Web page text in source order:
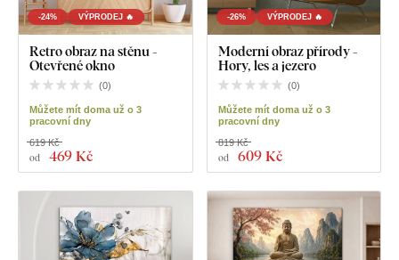
-24% VÝPRODEJ 🔥
Retro obraz na stěnu -
Otevřené okno
(0)
Můžete mít doma už o 3
pracovní dny
od 469 Kč
619 Kč
-26% VÝPRODEJ 🔥
Moderní obraz přírody -
Hory, les a jezero
(0)
Můžete mít doma už o 3
pracovní dny
od 609 Kč
819 Kč